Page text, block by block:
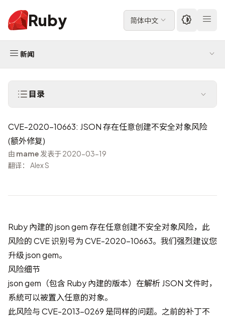
Ruby 简体中文
新闻
目录
CVE-2020-10663: JSON 存在任意创建不安全对象风险
(额外修复)
由 mame 发表于 2020-03-19
翻译： Alex S
Ruby 內建的 json gem 存在任意创建不安全对象风险，此
风险的 CVE 识别号为CVE-2020-10663。我们强烈建议您
升级 json gem。
风险细节
json gem（包含 Ruby 內建的版本）在解析 JSON 文件时，
系統可以被置入任意的对象。
此风险与CVE-2013-0269 是同样的问题。之前的补丁不